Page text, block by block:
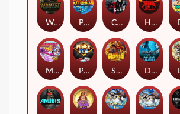
Wanted Dead or a Wild Phoenix Cash Crew Hounds Of Hell
Munchy Milo Power of 10 Strength Of Hercules Dynasty of Death